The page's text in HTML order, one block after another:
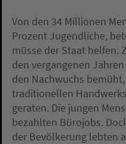
Von den 34 Millionen
Prozent Jugendliche,
müsse der Staat helfen.
den vergangenen
den Nachwuchs
traditionellen
geraten. Die jungen
bezahlten Bürojobs.
der Bevölkerung lebten